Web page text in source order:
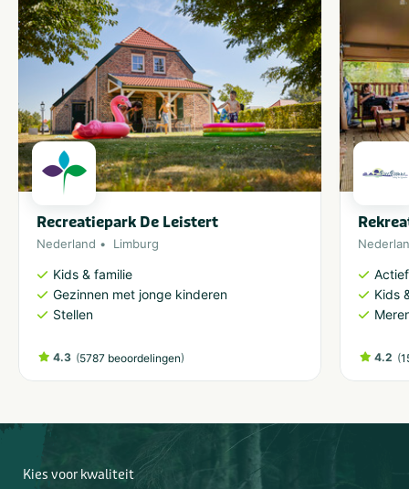
Recreatiepark De Leistert
Nederland Limburg
Kids & familie
Gezinnen met jonge kinderen
Stellen
4.3 (5787 beoordelingen)
Kids
4.2 (
Kies voor kwaliteit